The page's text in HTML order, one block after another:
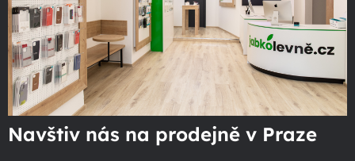
Navštiv nás na prodejně v Praze